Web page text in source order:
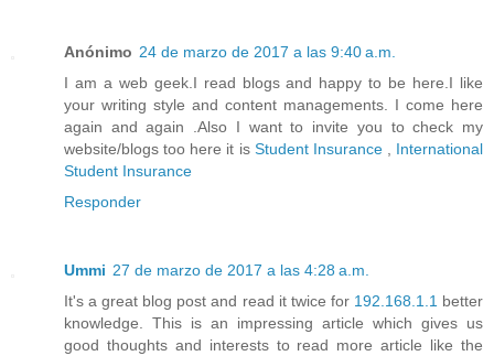
Anónimo 24 de marzo de 2017 a las 9:40 a.m.
I am a web geek.I read blogs and happy to be here.I like
your writing style and content managements. I come here
again and again .Also I want to invite you to check my
website/blogs too here it is Student Insurance,
International
Student Insurance
Responder
Ummi 27 de marzo de 2017 a las 4:28 a.m.
It's a great blog post and read it twice for 192.168.1.1 better
knowledge. This is an impressing article which gives us
good thoughts and interests to read more article like the